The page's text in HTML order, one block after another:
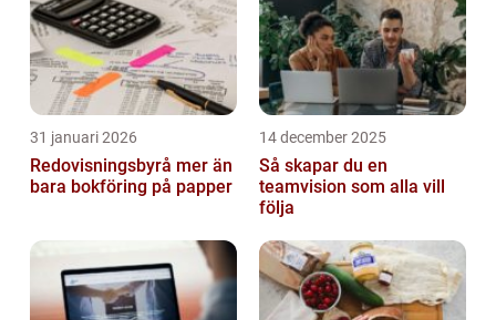
31 januari 2026
Redovisningsbyrå mer än
bara bokföring på papper
14 december 2025
Så skapar du en
teamvision som alla vill
följa